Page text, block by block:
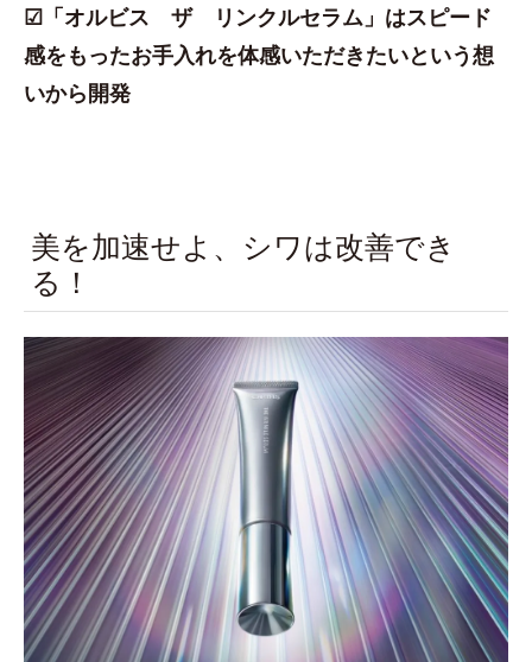
☑「オルビス ザ リンクルセラム」はスピード
感をもったお手入れを体感いただきたいという想
いから開発
美を加速せよ、シワは改善でき
る！